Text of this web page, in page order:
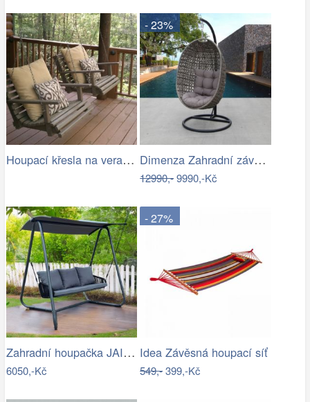
Houpací křesla na verandě
- 23%
Dimenza Zahradní závěsná houpačka…
12990,-9990,-Kč
Zahradní houpačka JAIRA Tempo Kondela
6050,-Kč
- 27%
Idea Závěsná houpací síť
549,-399,-Kč